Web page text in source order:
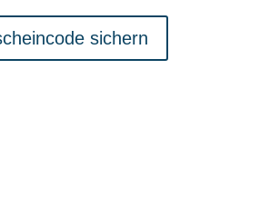
sichern